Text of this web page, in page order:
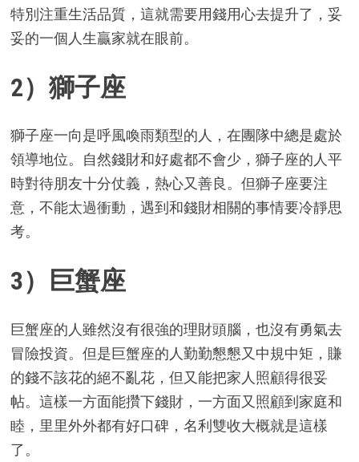
特別注重生活品質，這就需要用錢用心去提升了，妥
妥的一個人生贏家就在眼前。
2）獅子座
獅子座一向是呼風喚雨類型的人，在團隊中總是處於
領導地位。自然錢財和好處都不會少，獅子座的人平
時對待朋友十分仗義，熱心又善良。但獅子座要注
意，不能太過衝動，遇到和錢財相關的事情要冷靜思
考。
3）巨蟹座
巨蟹座的人雖然沒有很強的理財頭腦，也沒有勇氣去
冒險投資。但是巨蟹座的人勤勤懇懇又中規中矩，賺
的錢不該花的絕不亂花，但又能把家人照顧得很妥
帖。這樣一方面能攢下錢財，一方面又照顧到家庭和
睦，里里外外都有好口碑，名利雙收大概就是這樣
了。